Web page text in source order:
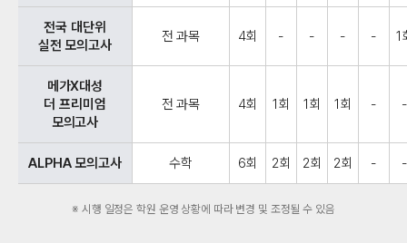
전국 대단위
실전 모의고사
전 과목 4회 - - - - 1
메가X대성
더 프리미엄
모의고사
전 과목 4회 1회 1회 1회 - -
ALPHA 모의고사 수학 6회 2회 2회 2회 - -
※ 시행 일정은 학원 운영 상황에 따라 변경 및 조정될 수 있음